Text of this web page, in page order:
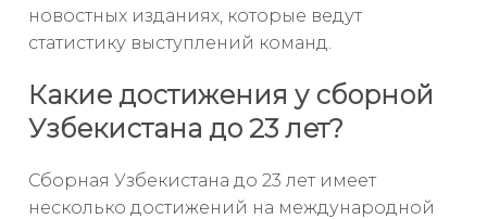
новостных изданиях, которые ведут
статистику выступлений команд.
Какие достижения у сборной
Узбекистана до 23 лет?
Сборная Узбекистана до 23 лет имеет
несколько достижений на международной